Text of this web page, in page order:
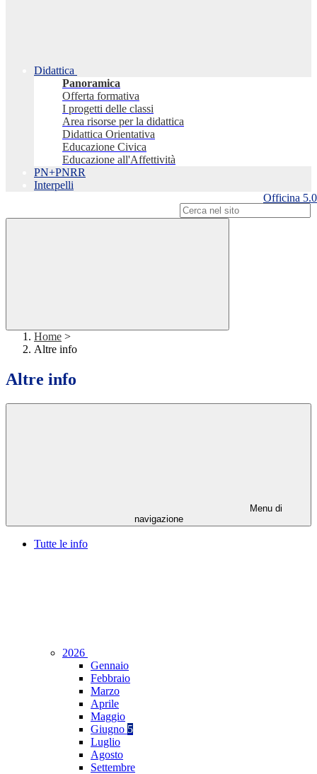
Didattica
Panoramica
Offerta formativa
I progetti delle classi
Area risorse per la didattica
Didattica Orientativa
Educazione Civica
Educazione all'Affettività
PN+PNRR
Interpelli
Officina 5.0
Home >
Altre info
Altre info
Menu di
navigazione
Tutte le info
2026
Gennaio
Febbraio
Marzo
Aprile
Maggio
Giugno 5
Luglio
Agosto
Settembre